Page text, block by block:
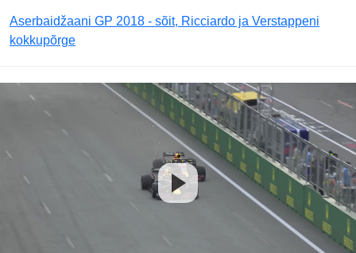
Aserbaidžaani GP 2018 - sõit, Ricciardo ja Verstappeni
kokkupõrge